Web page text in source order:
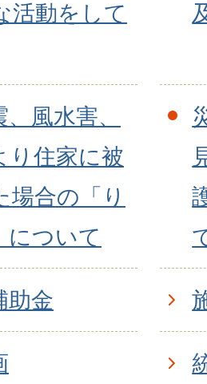
活動をして
風水害、
り住家に被
場合の「り
について
助金